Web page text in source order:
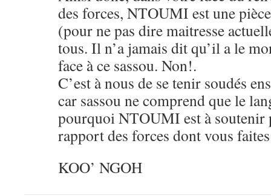
des forces, NTOUMI est une
(pour ne pas dire maitresse
tous. Il n’a jamais dit qu’il a le
face à ce sassou. Non!.
C’est à nous de se tenir soudés
car sassou ne comprend que le
pourquoi NTOUMI est à soutenir
rapport des forces dont vous
KOO’ NGOH